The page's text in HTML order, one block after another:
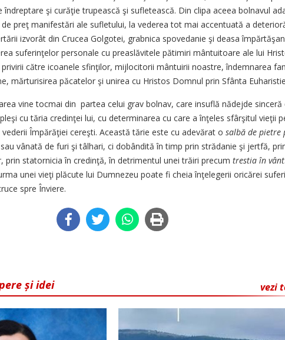
şi curăţie trupească şi sufletească. Din clipa aceea bolnavul
preţ manifestări ale sufletului, la vederea tot mai accentuată a
izvorât din Crucea Golgotei, grabnica spovedanie şi deasa
suferinţelor personale cu preaslăvitele pătimiri mântuitoare ale lui
către icoanele sfinţilor, mijlocitorii mântuirii noastre, îndemnarea
mărturisirea păcatelor şi unirea cu Hristos Domnul prin Sfânta
vine tocmai din partea celui grav bolnav, care insuflă nădejde sinceră
cu tăria credinţei lui, cu determinarea cu care a înţeles sfârşitul vieţii
Împărăţiei cereşti. Această tărie este cu adevărat o salbă de pietre
vânată de furi şi tâlhari, ci dobândită în timp prin strădanie şi jertfă,
prin statornicia în credinţă, în detrimentul unei trăiri precum trestia în vânt
unei vieţi plăcute lui Dumnezeu poate fi cheia înţelegerii oricărei
spre Înviere.
vezi
și idei